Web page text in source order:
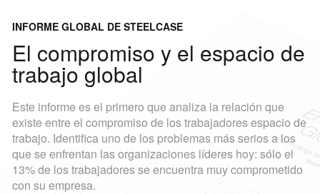
INFORME GLOBAL DE STEELCASE
El compromiso y el espacio de
trabajo global
Este informe es el primero que analiza la relación que
existe entre el compromiso de los trabajadores espacio de
trabajo. Identifica uno de los problemas más serios a los
que se enfrentan las organizaciones líderes hoy: sólo el
13% de los trabajadores se encuentra muy comprometido
con su empresa.